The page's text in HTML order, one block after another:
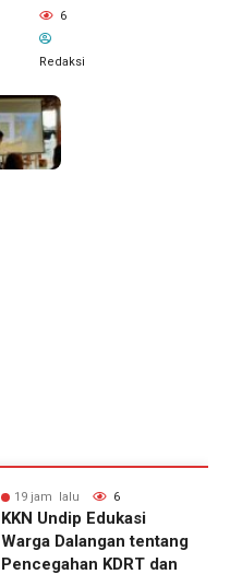
6
Redaksi
19 jam lalu 5
KKN Undip Bekali
Pengelola BUMDes
Dalangan dengan Pola